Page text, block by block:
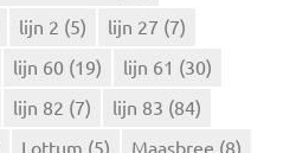
lijn 2 (5) lijn 27 (7)
lijn 60 (19) lijn 61 (30)
lijn 82 (7) lijn 83 (84)
Lottum (5) Maasbree (8)